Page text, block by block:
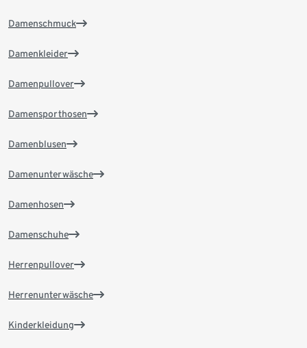
Damenschmuck
Damenkleider
Damenpullover
Damensporthosen
Damenblusen
Damenunterwäsche
Damenhosen
Damenschuhe
Herrenpullover
Herrenunterwäsche
Kinderkleidung